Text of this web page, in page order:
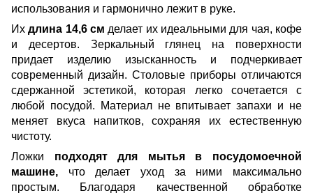
использования и гармонично лежит в руке.
Их длина 14,6 см делает их идеальными для чая, кофе
и десертов. Зеркальный глянец на поверхности
придает изделию изысканность и подчеркивает
современный дизайн. Столовые приборы отличаются
сдержанной эстетикой, которая легко сочетается с
любой посудой. Материал не впитывает запахи и не
меняет вкуса напитков, сохраняя их естественную
чистоту.
Ложки подходят для мытья в посудомоечной
машине, что делает уход за ними максимально
простым. Благодаря качественной обработке